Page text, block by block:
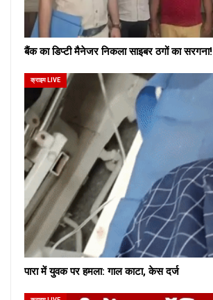
बैंक का डिप्टी मैनेजर निकला साइबर ठगों का सरगना!
क्राइम LIVE
पारा में युवक पर हमला: गाल काटा, केस दर्ज